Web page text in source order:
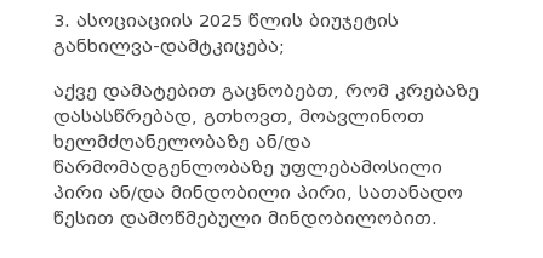
3. ასოციაციის 2025 წლის ბიუჯეტის
განხილვა-დამტკიცება;
აქვე დამატებით გაცნობებთ, რომ კრებაზე
დასასწრებად, გთხოვთ, მოავლინოთ
ხელმძღანელობაზე ან/და
წარმომადგენლობაზე უფლებამოსილი
პირი ან/და მინდობილი პირი, სათანადო
წესით დამოწმებული მინდობილობით.